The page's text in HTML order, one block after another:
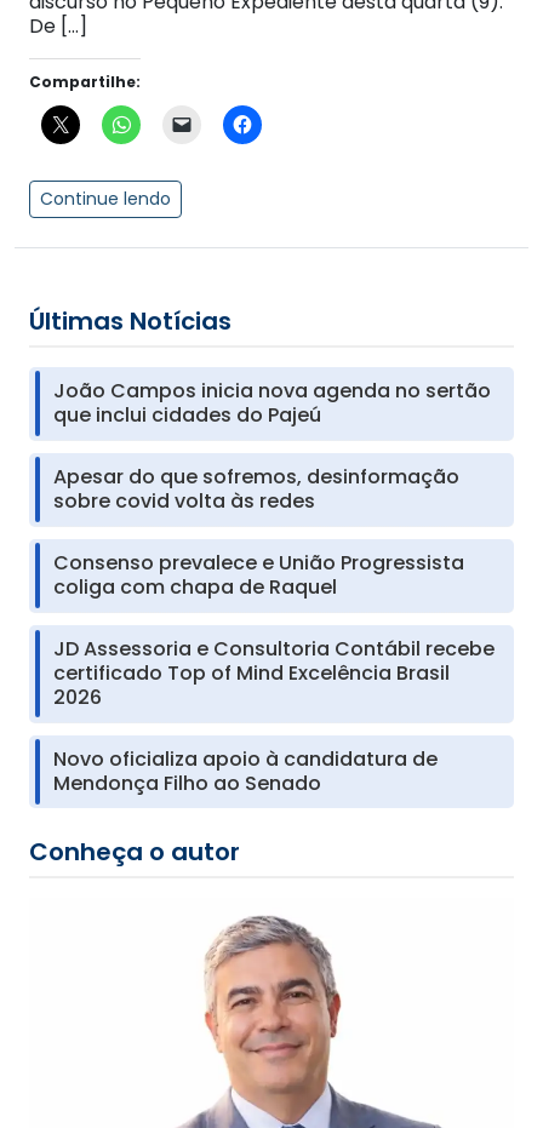
De […]
Compartilhe:
Continue lendo
Últimas Notícias
João Campos inicia nova agenda no sertão
que inclui cidades do Pajeú
Apesar do que sofremos, desinformação
sobre covid volta às redes
Consenso prevalece e União Progressista
coliga com chapa de Raquel
JD Assessoria e Consultoria Contábil recebe
certificado Top of Mind Excelência Brasil
2026
Novo oficializa apoio à candidatura de
Mendonça Filho ao Senado
Conheça o autor